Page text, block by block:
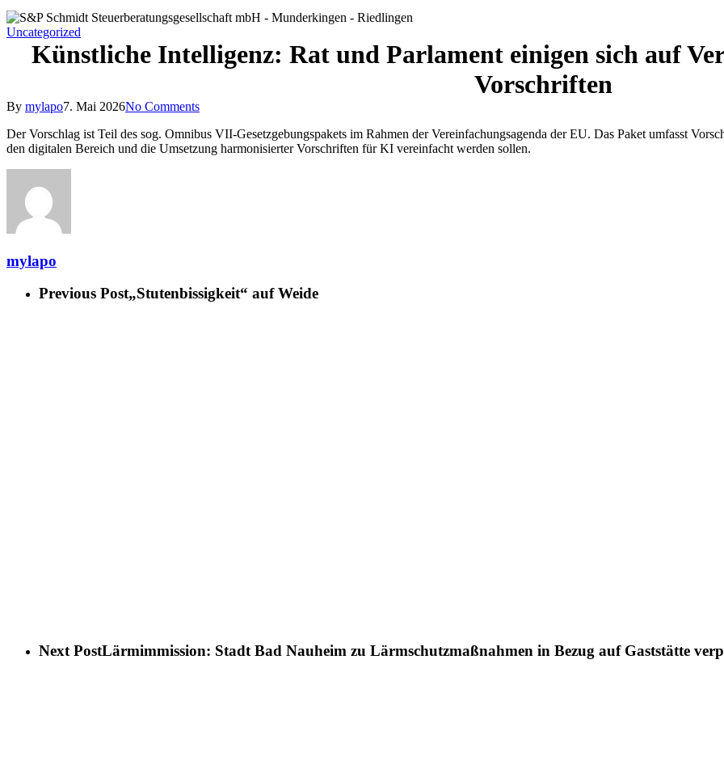
Uncategorized
Künstliche Intelligenz: Rat und Parlament einigen sich auf
Vorschriften
By mylapo7. Mai 2026No Comments
Der Vorschlag ist Teil des sog. Omnibus VII-Gesetzgebungspakets im Rahmen der Vereinfachungsagenda der EU. Das Paket umfasst
den digitalen Bereich und die Umsetzung harmonisierter Vorschriften für KI vereinfacht werden sollen.
mylapo
Previous Post„Stutenbissigkeit“ auf Weide
Next PostLärmimmission: Stadt Bad Nauheim zu Lärmschutzmaßnahmen in Bezug auf Gaststätte